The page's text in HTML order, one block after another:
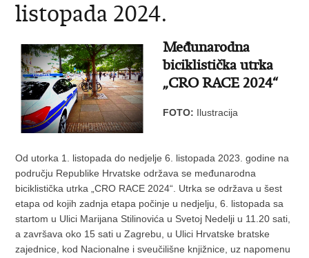
listopada 2024.
Međunarodna
biciklistička utrka
„CRO RACE 2024“
FOTO: Ilustracija
Od utorka 1. listopada do nedjelje 6. listopada 2023. godine na
području Republike Hrvatske održava se međunarodna
biciklistička utrka „CRO RACE 2024“. Utrka se održava u šest
etapa od kojih zadnja etapa počinje u nedjelju, 6. listopada sa
startom u Ulici Marijana Stilinovića u Svetoj Nedelji u 11.20 sati,
a završava oko 15 sati u Zagrebu, u Ulici Hrvatske bratske
zajednice, kod Nacionalne i sveučilišne knjižnice, uz napomenu